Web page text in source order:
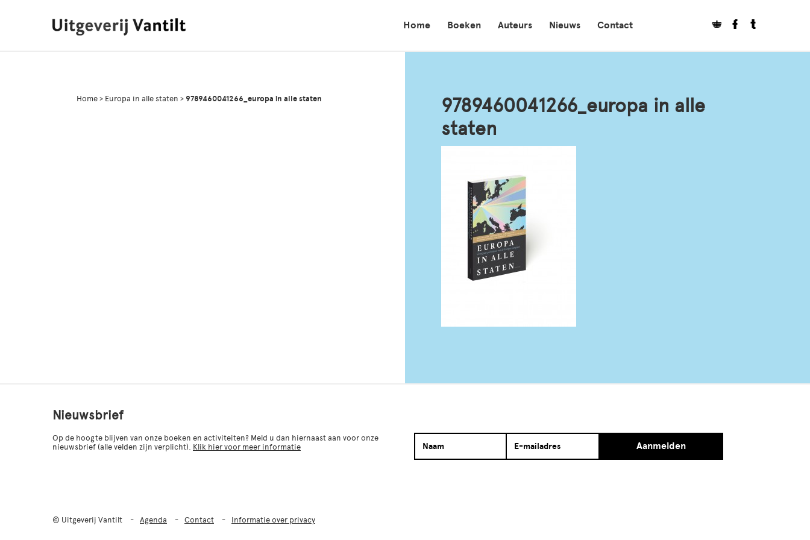
Home Boeken Auteurs Nieuws Contact
Home > Europa in alle staten > 9789460041266_europa in alle staten
9789460041266_europa in alle
staten
Nieuwsbrief
Op de hoogte blijven van onze boeken en activiteiten? Meld u dan hiernaast aan voor onze
nieuwsbrief (alle velden zijn verplicht). Klik hier voor meer informatie Aanmelden
© Uitgeverij Vantilt Agenda Contact Informatie over privacy